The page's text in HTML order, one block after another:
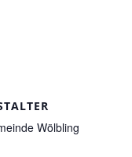
Wölbling